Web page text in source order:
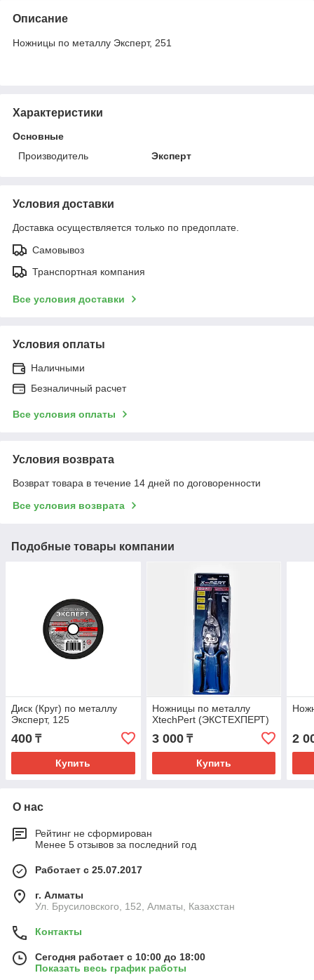
Описание
Ножницы по металлу Эксперт, 251
Характеристики
Основные
Производитель
Эксперт
Условия доставки
Доставка осуществляется только по предоплате.
Самовывоз
Транспортная компания
Все условия доставки
Условия оплаты
Наличными
Безналичный расчет
Все условия оплаты
Условия возврата
Возврат товара в течение 14 дней по договоренности
Все условия возврата
Подобные товары компании
Диск (Круг) по металлу
Эксперт, 125
400 ₸
Купить
Ножницы по металлу
XtechPert (ЭКСТЕХПЕРТ)
3 000₸
Купить
2
О нас
Рейтинг не сформирован
Менее 5 отзывов за последний год
Работает с 25.07.2017
г. Алматы
Ул. Брусиловского, 152, Алматы, Казахстан
Контакты
Сегодня работает с 10:00 до 18:00
Показать весь график работы